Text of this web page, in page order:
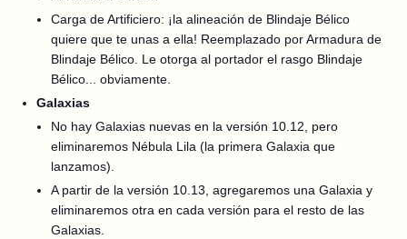
Carga de Artificiero: ¡la alineación de Blindaje Bélico
quiere que te unas a ella! Reemplazado por Armadura de
Blindaje Bélico. Le otorga al portador el rasgo Blindaje
Bélico... obviamente.
Galaxias
No hay Galaxias nuevas en la versión 10.12, pero
eliminaremos Nébula Lila (la primera Galaxia que
lanzamos).
A partir de la versión 10.13, agregaremos una Galaxia y
eliminaremos otra en cada versión para el resto de las
Galaxias.